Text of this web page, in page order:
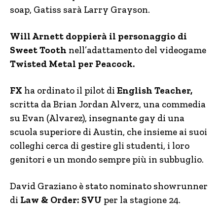
soap, Gatiss sarà Larry Grayson.
Will Arnett doppierà il personaggio di
Sweet Tooth nell’adattamento del videogame
Twisted Metal per Peacock.
FX ha ordinato il pilot di English Teacher,
scritta da Brian Jordan Alverz, una commedia
su Evan (Alvarez), insegnante gay di una
scuola superiore di Austin, che insieme ai suoi
colleghi cerca di gestire gli studenti, i loro
genitori e un mondo sempre più in subbuglio.
David Graziano è stato nominato showrunner
di Law & Order: SVU per la stagione 24.